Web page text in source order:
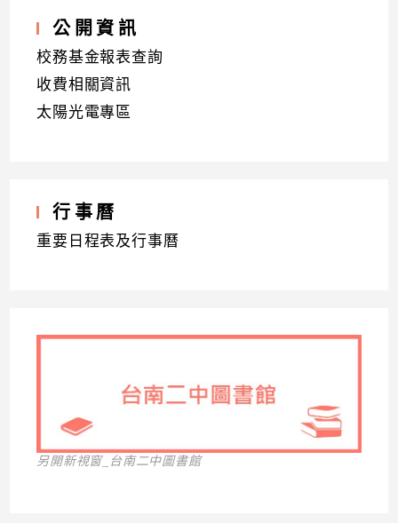
公開資訊
校務基金報表查詢
收費相關資訊
太陽光電專區
行事曆
重要日程表及行事曆
另開新視窗_台南二中圖書館